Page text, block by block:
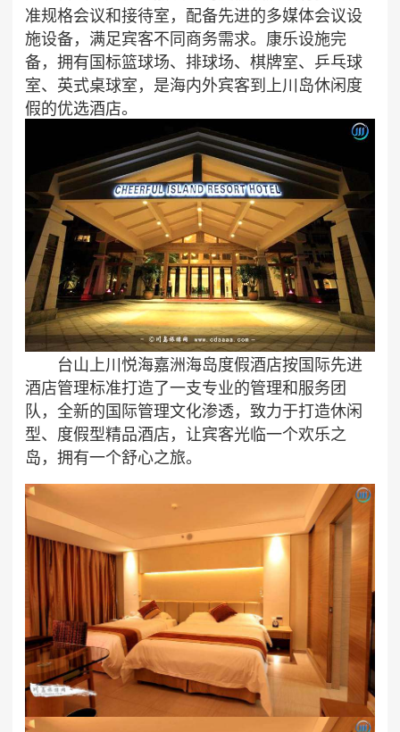
准规格会议和接待室，配备先进的多媒体会议设
施设备，满足宾客不同商务需求。康乐设施完
备，拥有国标篮球场、排球场、棋牌室、乒乓球
室、英式桌球室，是海内外宾客到上川岛休闲度
假的优选酒店。
台山上川悦海嘉洲海岛度假酒店按国际先进
酒店管理标准打造了一支专业的管理和服务团
队，全新的国际管理文化渗透，致力于打造休闲
型、度假型精品酒店，让宾客光临一个欢乐之
岛，拥有一个舒心之旅。